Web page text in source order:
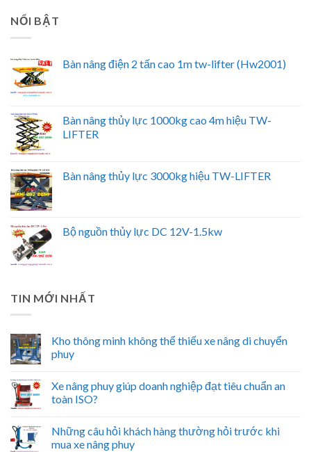
NỔI BẬT
Bàn nâng điện 2 tấn cao 1m tw-lifter (Hw2001)
Bàn nâng thủy lực 1000kg cao 4m hiệu TW-
LIFTER
Bàn nâng thủy lực 3000kg hiệu TW-LIFTER
Bộ nguồn thủy lực DC 12V-1.5kw
TIN MỚI NHẤT
Kho thông minh không thể thiếu xe nâng di chuyển
phuy
Xe nâng phuy giúp doanh nghiệp đạt tiêu chuẩn an
toàn ISO?
Những câu hỏi khách hàng thường hỏi trước khi
mua xe nâng phuy